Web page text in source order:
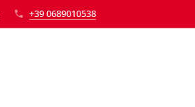
+39 0689010538